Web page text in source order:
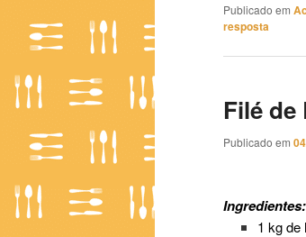
Publicado em
resposta
Filé
Publicado em
Ingredientes:
1 kg de